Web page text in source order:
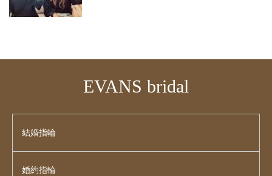
EVANS bridal
結婚指輪
婚約指輪